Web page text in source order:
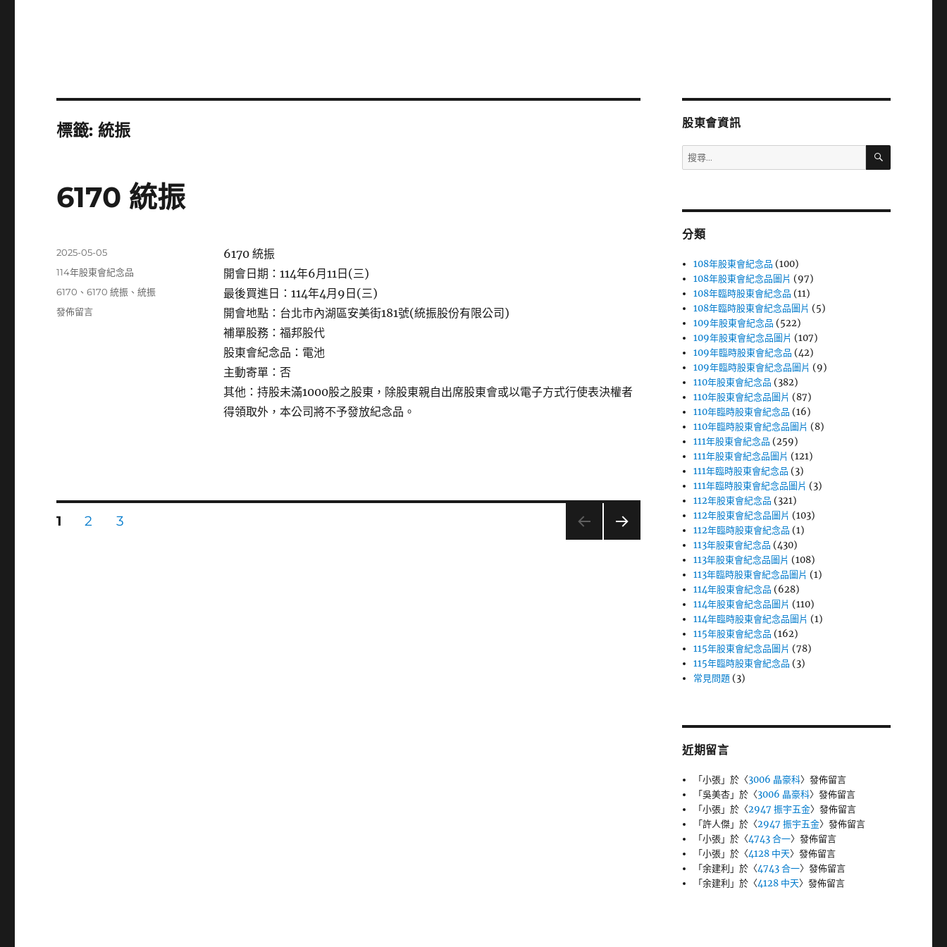
標籤:統振
6170 統振
6170 統振
開會日期：114年6月11日(三)
最後買進日：114年4月9日(三)
開會地點：台北市內湖區安美街181號(統振股份有限公司)
補單股務：福邦股代
股東會紀念品：電池
主動寄單：否
其他：持股未滿1000股之股東，除股東親自出席股東會或以電子方式行使表決權者
得領取外，本公司將不予發放紀念品。
發
期:
2025-05-05
分
114年股東會紀念品
標
籤
6170 、6170 統振 、統振
在
發佈留言
文
頁
1
頁
2
頁
3
股東會資訊
搜
尋
字:
搜
分類
108年股東會紀念品 (100)
108年股東會紀念品圖片 (97)
108年臨時股東會紀念品 (11)
108年臨時股東會紀念品圖片 (5)
109年股東會紀念品 (522)
109年股東會紀念品圖片 (107)
109年臨時股東會紀念品 (42)
109年臨時股東會紀念品圖片 (9)
110年股東會紀念品 (382)
110年股東會紀念品圖片 (87)
110年臨時股東會紀念品 (16)
110年臨時股東會紀念品圖片 (8)
111年股東會紀念品 (259)
111年股東會紀念品圖片 (121)
111年臨時股東會紀念品 (3)
111年臨時股東會紀念品圖片 (3)
112年股東會紀念品 (321)
112年股東會紀念品圖片 (103)
112年臨時股東會紀念品 (1)
113年股東會紀念品 (430)
113年股東會紀念品圖片 (108)
113年臨時股東會紀念品圖片 (1)
114年股東會紀念品 (628)
114年股東會紀念品圖片 (110)
114年臨時股東會紀念品圖片 (1)
115年股東會紀念品 (162)
115年股東會紀念品圖片 (78)
115年臨時股東會紀念品 (3)
常見問題 (3)
近期留言
「小張」於〈3006 晶豪科〉發佈留言
「吳美杏」於〈3006 晶豪科〉發佈留言
「小張」於〈2947 振宇五金〉發佈留言
「許人傑」於〈2947 振宇五金〉發佈留言
「小張」於〈4743 合一〉發佈留言
「小張」於〈4128 中天〉發佈留言
「余建利 」於〈4743 合一〉發佈留言
「余建利 」於〈4128 中天〉發佈留言